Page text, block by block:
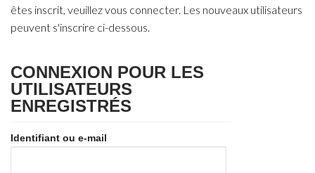
êtes inscrit, veuillez vous connecter. Les nouveaux utilisateurs
peuvent s'inscrire ci-dessous.
CONNEXION POUR LES
UTILISATEURS
ENREGISTRÉS
Identifiant ou e-mail